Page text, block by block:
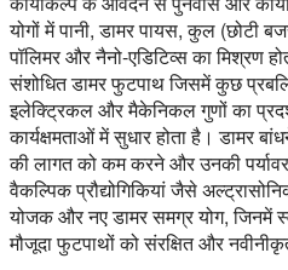
योगों में पानी, डामर पायस, कुल (छोटी
पॉलिमर और नैनो-एडिटिव्स का मिश्रण
संशोधित डामर फुटपाथ जिसमें कुछ
इलेक्ट्रिकल और मैकेनिकल गुणों का
कार्यक्षमताओं में सुधार होता है। डामर
की लागत को कम करने और उनकी
वैकल्पिक प्रौद्योगिकियां जैसे
योजक और नए डामर समग्र योग, जिनमें
मौजूदा फुटपाथों को संरक्षित और